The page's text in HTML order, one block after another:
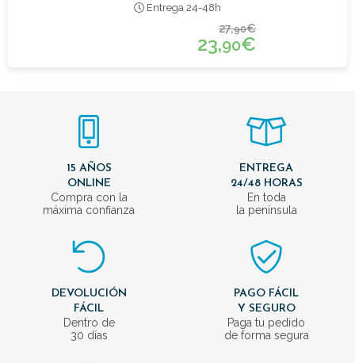
Entrega 24-48h
27,90€
23,90€
15 AÑOS
ONLINE
Compra con la
máxima confianza
ENTREGA
24/48 HORAS
En toda
la península
DEVOLUCIÓN
FÁCIL
Dentro de
30 días
PAGO FÁCIL
Y SEGURO
Paga tu pedido
de forma segura